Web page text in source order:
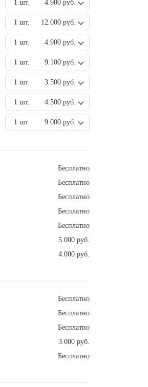
1 шт. 4.900 руб.
1 шт. 12.000 руб.
1 шт. 4.900 руб.
1 шт. 9.100 руб.
1 шт. 3.500 руб.
1 шт. 4.500 руб.
1 шт. 9.000 руб.
Бесплатно
Бесплатно
Бесплатно
Бесплатно
Бесплатно
5.000 руб.
4.000 руб.
Бесплатно
Бесплатно
Бесплатно
3.000 руб.
Бесплатно